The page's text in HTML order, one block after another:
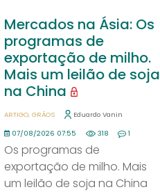
Mercados na Ásia: Os
programas de
exportação de milho.
Mais um leilão de soja
na China
ARTIGO GRÃOS Eduardo Vanin
07/08/2026 07:55 318 1
Os programas de
exportação de milho. Mais
um leilão de soja na China